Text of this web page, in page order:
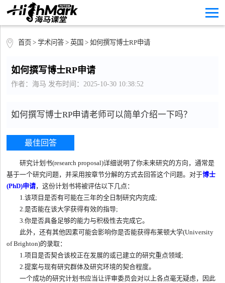
首页 > 学术问答> 英国 > 如何撰写博士RP申请
如何撰写博士RP申请
作者：海马 发布时间：2025-10-30 10:38:52
如何撰写博士RP申请老师可以简单介绍一下吗？
最佳回答
研究计划书(research proposal)详细说明了你未来研究的方向，通常是
基于一个研究问题，并采用按章节分解的方式去回答这个问题。对于博士
(PhD)申请，这份计划书将被评估以下几点：
1.该项目是否有可能在三年的全日制研究内完成;
2.是否能在该大学获得有效的指导;
3.你是否具备足够的能力与积极性去完成它。
此外，还有其他因素可能会影响你是否能获得布莱顿大学(University
of Brighton)的录取：
1.项目是否契合该校正在发展的或已建立的研究重点领域;
2.提案与现有研究群体及研究环境的契合程度。
一个成功的研究计划书应当让评审委员会对以上各点毫无疑虑，因此